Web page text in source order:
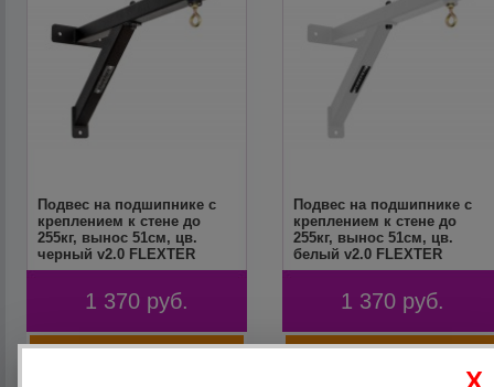
Подвес на подшипнике с
креплением к стене до
255кг, вынос 51см, цв.
черный v2.0 FLEXTER
1 370 руб.
Подвес на подшипнике с
креплением к стене до
255кг, вынос 51см, цв.
белый v2.0 FLEXTER
1 370 руб.